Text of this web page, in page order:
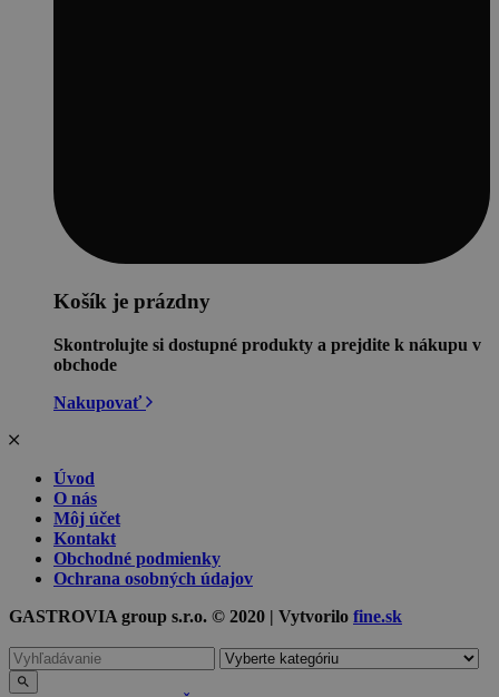
Košík je prázdny
Skontrolujte si dostupné produkty a prejdite k nákupu v
obchode
Nakupovať
Úvod
O nás
Môj účet
Kontakt
Obchodné podmienky
Ochrana osobných údajov
GASTROVIA group s.r.o. © 2020 | Vytvorilo fine.sk
Vyhľadávanie
pre